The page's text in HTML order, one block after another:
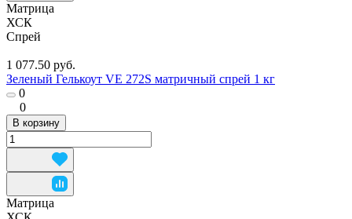
Матрица
ХСК
Спрей
1 077.50 руб.
Зеленый Гелькоут VE 272S матричный спрей 1 кг
0
0
В корзину
Матрица